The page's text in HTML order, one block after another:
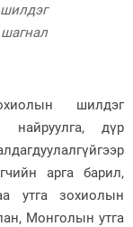
шилдэг
найруулга, дүр
арга барил,
утга зохиолын
Монголын утга